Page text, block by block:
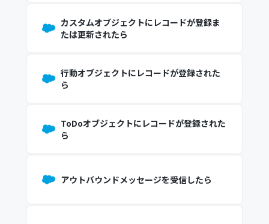
カスタムオブジェクトにレコードが登録ま
たは更新されたら
行動オブジェクトにレコードが登録された
ら
ToDoオブジェクトにレコードが登録された
ら
アウトバウンドメッセージを受信したら